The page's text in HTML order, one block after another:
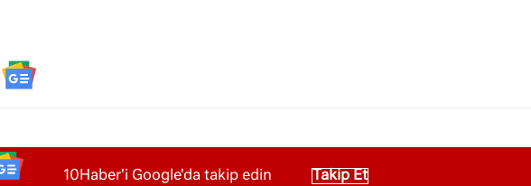
10Haber'i Google'da takip edin Takip Et